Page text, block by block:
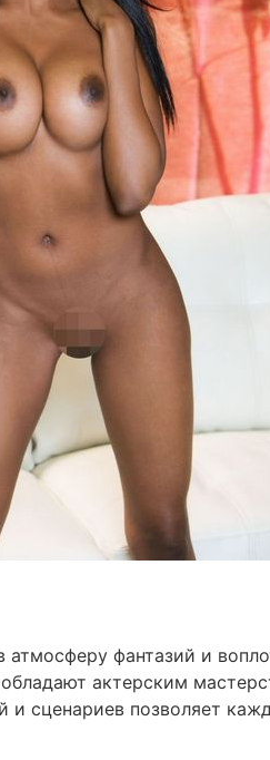
фантазий и
актерским
и сценариев позволяет